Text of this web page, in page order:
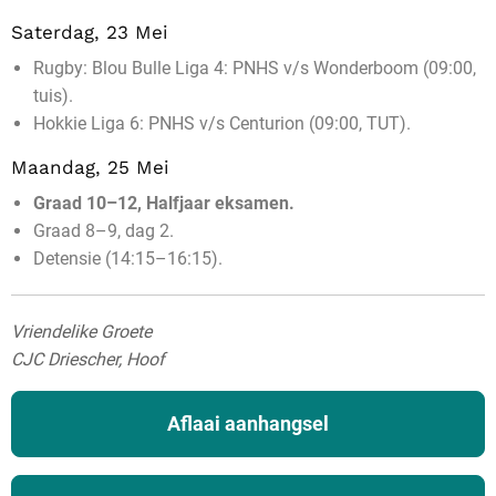
Saterdag, 23 Mei
Rugby: Blou Bulle Liga 4: PNHS v/s Wonderboom (09:00,
tuis).
Hokkie Liga 6: PNHS v/s Centurion (09:00, TUT).
Maandag, 25 Mei
Graad 10–12, Halfjaar eksamen.
Graad 8–9, dag 2.
Detensie (14:15–16:15).
Vriendelike Groete
CJC Driescher, Hoof
Aflaai aanhangsel